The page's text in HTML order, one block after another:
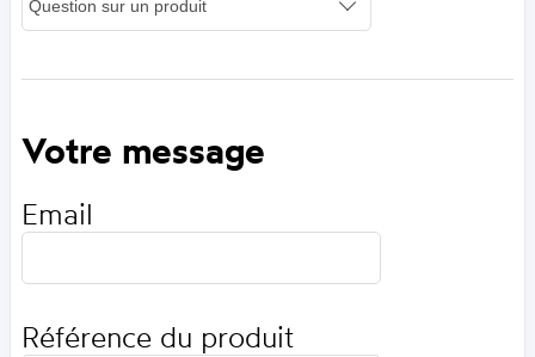
Votre message
Email
Référence du produit